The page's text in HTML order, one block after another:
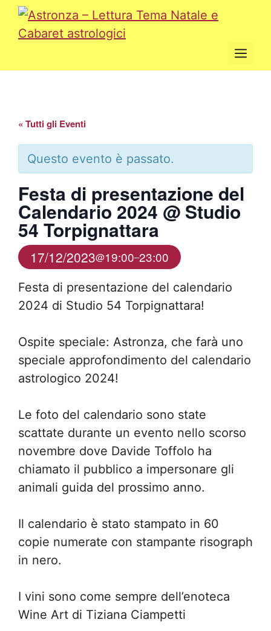
« Tutti gli Eventi
Questo evento è passato.
Festa di presentazione del
Calendario 2024 @ Studio
54 Torpignattara
17/12/2023@19:00–23:00
Festa di presentazione del calendario
2024 di Studio 54 Torpignattara!
Ospite speciale: Astronza, che farà uno
speciale approfondimento del calendario
astrologico 2024!
Le foto del calendario sono state
scattate durante un evento nello scorso
novembre dove Davide Toffolo ha
chiamato il pubblico a impersonare gli
animali guida del prossimo anno.
Il calendario è stato stampato in 60
copie numerate con stampante risograph
in nero.
I vini sono come sempre dell’enoteca
Wine Art di Tiziana Ciampetti